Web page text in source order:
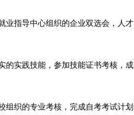
业指导中心组织的企业双选会，人才
的实践技能，参加技能证书考核，成
组织的专业考核，完成自考考试计划